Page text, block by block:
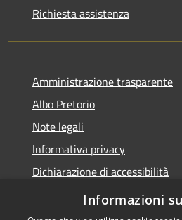
Richiesta assistenza
Amministrazione trasparente
Albo Pretorio
Note legali
Informativa privacy
Dichiarazione di accessibilità
Obiettivi di accessibilità
Informazioni